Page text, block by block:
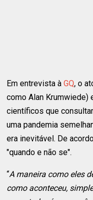
Em entrevista àGQ, o
como Alan
científicos que
uma pandemia
era inevitável. De
"quando e não se".
“A maneira como eles
como aconteceu,